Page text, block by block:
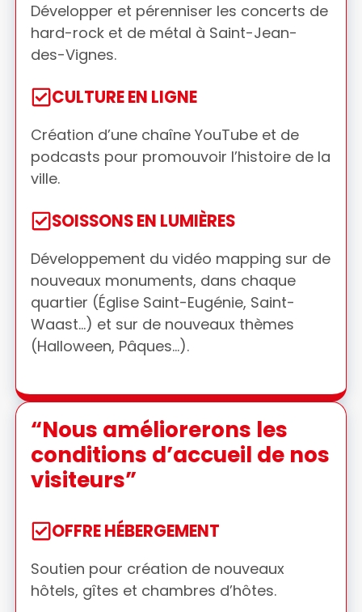
Développer et pérenniser les concerts de
hard-rock et de métal à Saint-Jean-
des-Vignes.
CULTURE EN LIGNE
Création d’une chaîne YouTube et de
podcasts pour promouvoir l’histoire de la
ville.
SOISSONS EN LUMIÈRES
Développement du vidéo mapping sur de
nouveaux monuments, dans chaque
quartier (Église Saint-Eugénie, Saint-
Waast…) et sur de nouveaux thèmes
(Halloween, Pâques…).
“Nous améliorerons les
conditions d’accueil de nos
visiteurs”
OFFRE HÉBERGEMENT
Soutien pour création de nouveaux
hôtels, gîtes et chambres d’hôtes.